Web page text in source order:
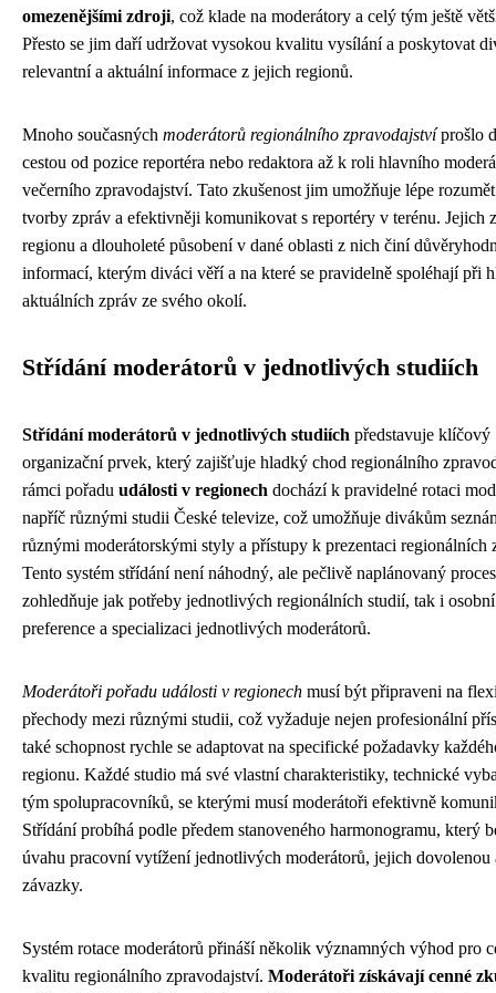
omezenějšími zdroji, což klade na moderátory a celý tým ještě
Přesto se jim daří udržovat vysokou kvalitu vysílání a poskytovat
relevantní a aktuální informace z jejich regionů.
Mnoho současných moderátorů regionálního zpravodajstvíprošlo
cestou od pozice reportéra nebo redaktora až k roli hlavního
večerního zpravodajství. Tato zkušenost jim umožňuje lépe
tvorby zpráv a efektivněji komunikovat s reportéry v terénu. Jejich
regionu a dlouholeté působení v dané oblasti z nich činí
informací, kterým diváci věří a na které se pravidelně spoléhají při
aktuálních zpráv ze svého okolí.
Střídání moderátorů v jednotlivých studiích
Střídání moderátorů v jednotlivých studiích představuje klíčový
organizační prvek, který zajišťuje hladký chod regionálního
rámci pořadu události v regionech dochází k pravidelné rotaci
napříč různými studii České televize, což umožňuje divákům
různými moderátorskými styly a přístupy k prezentaci regionálních
Tento systém střídání není náhodný, ale pečlivě naplánovaný
zohledňuje jak potřeby jednotlivých regionálních studií, tak i osobní
preference a specializaci jednotlivých moderátorů.
Moderátoři pořadu události v regionech musí být připraveni na
přechody mezi různými studii, což vyžaduje nejen profesionální
také schopnost rychle se adaptovat na specifické požadavky
regionu. Každé studio má své vlastní charakteristiky, technické
tým spolupracovníků, se kterými musí moderátoři efektivně
Střídání probíhá podle předem stanoveného harmonogramu, který
úvahu pracovní vytížení jednotlivých moderátorů, jejich dovolenou
závazky.
Systém rotace moderátorů přináší několik významných výhod pro
kvalitu regionálního zpravodajství. Moderátoři získávají cenné